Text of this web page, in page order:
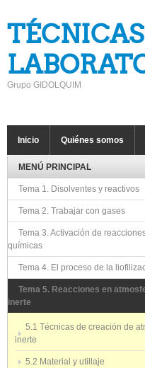
Grupo GIDOLQUIM
Inicio
Quiénes somos
MENÚ PRINCIPAL
Tema 1. Disolventes y reactivos
Tema 2. Trabajar con gases
Tema 3. Activación de
químicas
Tema 4. El proceso de la
Tema 5. Reacciones en
inerte
5.1 Técnicas de creación de
inerte
5.2 Material y utillaje